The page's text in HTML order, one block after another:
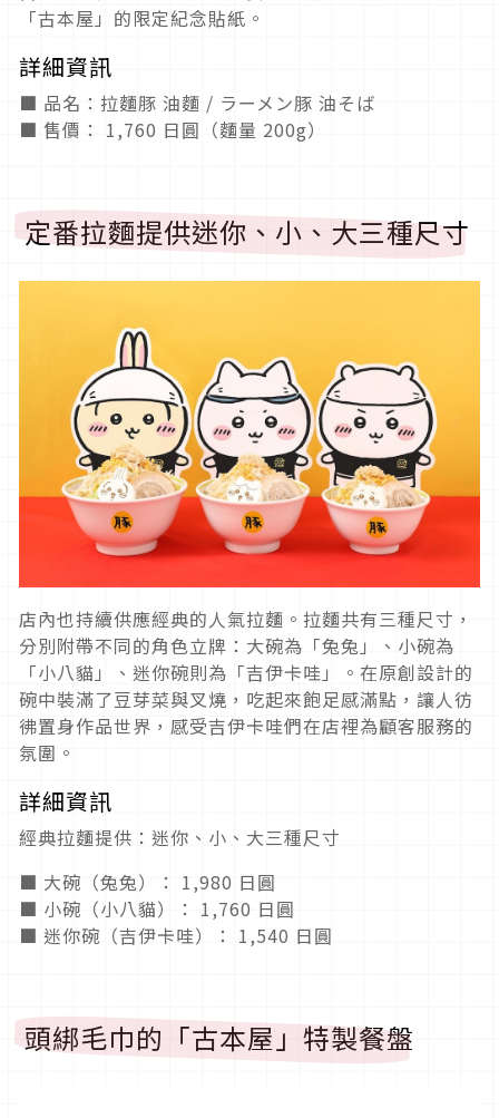
「古本屋」的限定紀念貼紙。
詳細資訊
■ 品名：拉麵豚 油麵 / ラーメン豚 油そば
■ 售價： 1,760 日圓（麵量 200g）
定番拉麵提供迷你、小、大三種尺寸
店內也持續供應經典的人氣拉麵。拉麵共有三種尺寸，
分別附帶不同的角色立牌：大碗為「兔兔」、小碗為
「小八貓」、迷你碗則為「吉伊卡哇」。在原創設計的
碗中裝滿了豆芽菜與叉燒，吃起來飽足感滿點，讓人彷
彿置身作品世界，感受吉伊卡哇們在店裡為顧客服務的
氛圍。
詳細資訊
經典拉麵提供：迷你、小、大三種尺寸
■ 大碗（兔兔）： 1,980 日圓
■ 小碗（小八貓）： 1,760 日圓
■ 迷你碗（吉伊卡哇）： 1,540 日圓
頭綁毛巾的「古本屋」特製餐盤